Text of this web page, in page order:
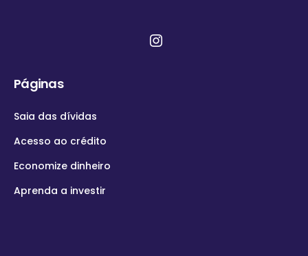
Páginas
Saia das dívidas
Acesso ao crédito
Economize dinheiro
Aprenda a investir